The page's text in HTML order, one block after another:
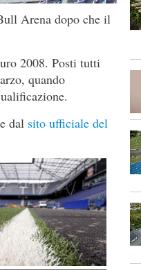
Arena dopo che il
2008. Posti tutti
quando
dal sito ufficiale del